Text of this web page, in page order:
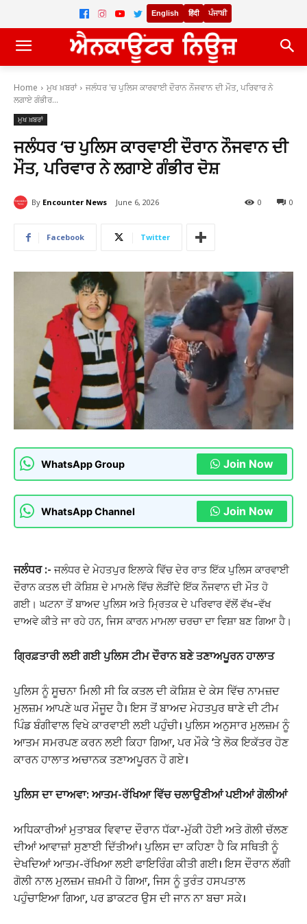
English हिंदी ਪੰਜਾਬੀ
Home ਮੁਖ ਖ਼ਬਰਾਂ
ਜਲੰਧਰ 'ਚ ਪੁਲਿਸ ਕਾਰਵਾਈ ਦੌਰਾਨ ਨੌਜਵਾਨ ਦੀ ਮੌਤ, ਪਰਿਵਾਰ ਨੇ
ਲਗਾਏ ਗੰਭੀਰ...
ਮੁਖ ਖ਼ਬਰਾਂ
ਜਲੰਧਰ ‘ਚ ਪੁਲਿਸ ਕਾਰਵਾਈ ਦੌਰਾਨ ਨੌਜਵਾਨ ਦੀ
ਮੌਤ, ਪਰਿਵਾਰ ਨੇ ਲਗਾਏ ਗੰਭੀਰ ਦੋਸ਼
By Encounter News June 6, 2026 0
0
Facebook Twitter
WhatsApp Group Join Now
WhatsApp Channel Join Now
ਜਲੰਧਰ :- ਜਲੰਧਰ ਦੇ ਮੇਹਤਪੁਰ ਇਲਾਕੇ ਵਿੱਚ ਦੇਰ ਰਾਤ ਇੱਕ ਪੁਲਿਸ ਕਾਰਵਾਈ
ਦੌਰਾਨ ਕਤਲ ਦੀ ਕੋਸ਼ਿਸ਼ ਦੇ ਮਾਮਲੇ ਵਿੱਚ ਲੋੜੀਂਦੇ ਇੱਕ ਨੌਜਵਾਨ ਦੀ ਮੌਤ ਹੋ
ਗਈ। ਘਟਨਾ ਤੋਂ ਬਾਅਦ ਪੁਲਿਸ ਅਤੇ ਮ੍ਰਿਤਕ ਦੇ ਪਰਿਵਾਰ ਵੱਲੋਂ ਵੱਖ-ਵੱਖ
ਦਾਅਵੇ ਕੀਤੇ ਜਾ ਰਹੇ ਹਨ, ਜਿਸ ਕਾਰਨ ਮਾਮਲਾ ਚਰਚਾ ਦਾ ਵਿਸ਼ਾ ਬਣ ਗਿਆ ਹੈ।
ਗ੍ਰਿਫ਼ਤਾਰੀ ਲਈ ਗਈ ਪੁਲਿਸ ਟੀਮ ਦੌਰਾਨ ਬਣੇ ਤਣਾਅਪੂਰਨ ਹਾਲਾਤ
ਪੁਲਿਸ ਨੂੰ ਸੂਚਨਾ ਮਿਲੀ ਸੀ ਕਿ ਕਤਲ ਦੀ ਕੋਸ਼ਿਸ਼ ਦੇ ਕੇਸ ਵਿੱਚ ਨਾਮਜ਼ਦ
ਮੁਲਜ਼ਮ ਆਪਣੇ ਘਰ ਮੌਜੂਦ ਹੈ। ਇਸ ਤੋਂ ਬਾਅਦ ਮੇਹਤਪੁਰ ਥਾਣੇ ਦੀ ਟੀਮ
ਪਿੰਡ ਬੰਗੀਵਾਲ ਵਿਖੇ ਕਾਰਵਾਈ ਲਈ ਪਹੁੰਚੀ। ਪੁਲਿਸ ਅਨੁਸਾਰ ਮੁਲਜ਼ਮ ਨੂੰ
ਆਤਮ ਸਮਰਪਣ ਕਰਨ ਲਈ ਕਿਹਾ ਗਿਆ, ਪਰ ਮੌਕੇ ‘ਤੇ ਲੋਕ ਇਕੱਤਰ ਹੋਣ
ਕਾਰਨ ਹਾਲਾਤ ਅਚਾਨਕ ਤਣਾਅਪੂਰਨ ਹੋ ਗਏ।
ਪੁਲਿਸ ਦਾ ਦਾਅਵਾ: ਆਤਮ-ਰੱਖਿਆ ਵਿੱਚ ਚਲਾਉਣੀਆਂ ਪਈਆਂ ਗੋਲੀਆਂ
ਅਧਿਕਾਰੀਆਂ ਮੁਤਾਬਕ ਵਿਵਾਦ ਦੌਰਾਨ ਧੱਕਾ-ਮੁੱਕੀ ਹੋਈ ਅਤੇ ਗੋਲੀ ਚੱਲਣ
ਦੀਆਂ ਆਵਾਜ਼ਾਂ ਸੁਣਾਈ ਦਿੱਤੀਆਂ। ਪੁਲਿਸ ਦਾ ਕਹਿਣਾ ਹੈ ਕਿ ਸਥਿਤੀ ਨੂੰ
ਦੇਖਦਿਆਂ ਆਤਮ-ਰੱਖਿਆ ਲਈ ਫਾਇਰਿੰਗ ਕੀਤੀ ਗਈ। ਇਸ ਦੌਰਾਨ ਲੱਗੀ
ਗੋਲੀ ਨਾਲ ਮੁਲਜ਼ਮ ਜ਼ਖ਼ਮੀ ਹੋ ਗਿਆ, ਜਿਸ ਨੂੰ ਤੁਰੰਤ ਹਸਪਤਾਲ
ਪਹੁੰਚਾਇਆ ਗਿਆ, ਪਰ ਡਾਕਟਰ ਉਸ ਦੀ ਜਾਨ ਨਾ ਬਚਾ ਸਕੇ।